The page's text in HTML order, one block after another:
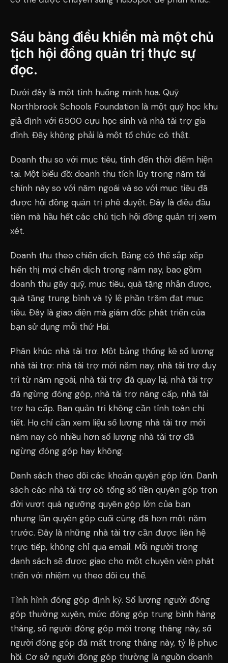
Sáu bảng điều khiển mà một chủ
tịch hội đồng quản trị thực sự
đọc.
Dưới đây là một tình huống minh họa. Quỹ
Northbrook Schools Foundation là một quỹ học khu
giả định với 6.500 cựu học sinh và nhà tài trợ gia
đình. Đây không phải là một tổ chức có thật.
Doanh thu so với mục tiêu, tính đến thời điểm hiện
tại. Một biểu đồ: doanh thu tích lũy trong năm tài
chính này so với năm ngoái và so với mục tiêu đã
được hội đồng quản trị phê duyệt. Đây là điều đầu
tiên mà hầu hết các chủ tịch hội đồng quản trị xem
xét.
Doanh thu theo chiến dịch. Bảng có thể sắp xếp
hiển thị mọi chiến dịch trong năm nay, bao gồm
doanh thu gây quỹ, mục tiêu, quà tặng nhận được,
quà tặng trung bình và tỷ lệ phần trăm đạt mục
tiêu. Đây là giao diện mà giám đốc phát triển của
bạn sử dụng mỗi thứ Hai.
Phân khúc nhà tài trợ. Một bảng thống kê số lượng
nhà tài trợ: nhà tài trợ mới năm nay, nhà tài trợ duy
trì từ năm ngoái, nhà tài trợ đã quay lại, nhà tài trợ
đã ngừng đóng góp, nhà tài trợ nâng cấp, nhà tài
trợ hạ cấp. Ban quản trị không cần tính toán chi
tiết. Họ chỉ cần xem liệu số lượng nhà tài trợ mới
năm nay có nhiều hơn số lượng nhà tài trợ đã
ngừng đóng góp hay không.
Danh sách theo dõi các khoản quyên góp lớn. Danh
sách các nhà tài trợ có tổng số tiền quyên góp trọn
đời vượt quá ngưỡng quyên góp lớn của bạn
nhưng lần quyên góp cuối cùng đã hơn một năm
trước. Đây là những nhà tài trợ cần được liên hệ
trực tiếp, không chỉ qua email. Mỗi người trong
danh sách sẽ được giao cho một chuyên viên phát
triển với nhiệm vụ theo dõi cụ thể.
Tình hình đóng góp định kỳ. Số lượng người đóng
góp thường xuyên, mức đóng góp trung bình hàng
tháng, số người đóng góp mới trong tháng này, số
người đóng góp đã mất trong tháng này, tỷ lệ phục
hồi. Cơ sở người đóng góp thường là nguồn doanh